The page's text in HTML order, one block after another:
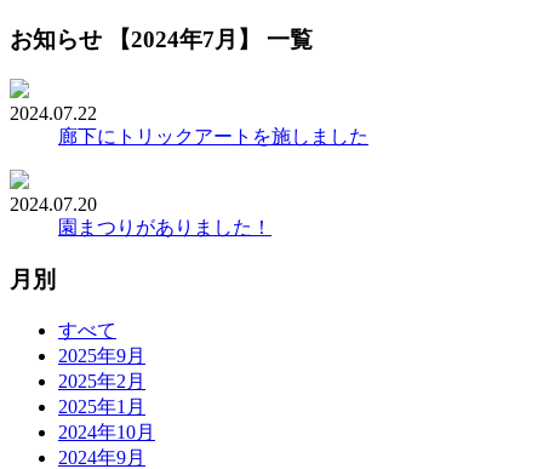
お知らせ 【2024年7月】 一覧
2024.07.22
廊下にトリックアートを施しました
2024.07.20
園まつりがありました！
月別
すべて
2025年9月
2025年2月
2025年1月
2024年10月
2024年9月